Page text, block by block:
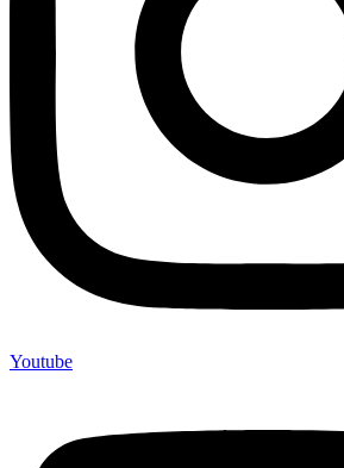
Youtube